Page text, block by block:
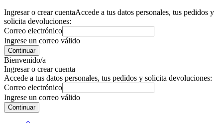
Ingresar o crear cuentaAccede a tus datos personales, tus pedidos y
solicita devoluciones:
Correo electrónico
Ingrese un correo válido
Continuar
Bienvenido/a
Ingresar o crear cuenta
Accede a tus datos personales, tus pedidos y solicita devoluciones:
Correo electrónico
Ingrese un correo válido
Continuar